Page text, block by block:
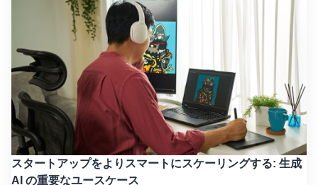
スタートアップをよりスマートにスケーリングする: 生成
AI の重要なユースケース